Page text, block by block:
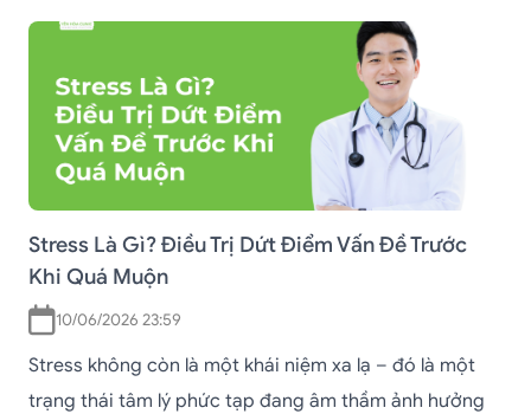
Stress Là Gì? Điều Trị Dứt Điểm Vấn Đề Trước
Khi Quá Muộn
10/06/2026 23:59
Stress không còn là một khái niệm xa lạ – đó là một
trạng thái tâm lý phức tạp đang âm thầm ảnh hưởng